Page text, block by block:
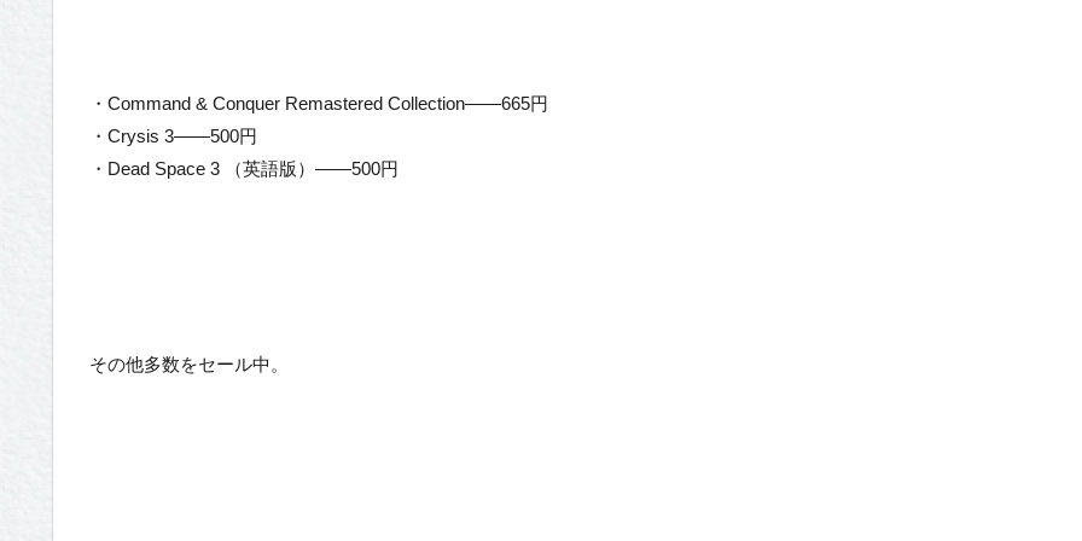
・Command & Conquer Remastered Collection——665円
・Crysis 3——500円
・Dead Space 3 （英語版）——500円
その他多数をセール中。